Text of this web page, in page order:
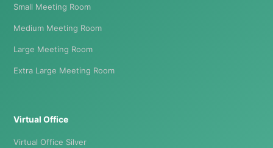
Small Meeting Room
Medium Meeting Room
Large Meeting Room
Extra Large Meeting Room
Virtual Office
Virtual Office Silver